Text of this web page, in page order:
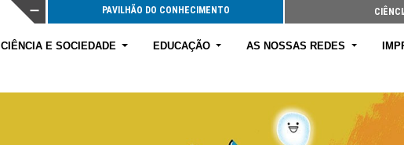
PAVILHÃO DO CONHECIMENTO
CIÊNCIA E SOCIEDADE EDUCAÇÃO AS NOSSAS REDES